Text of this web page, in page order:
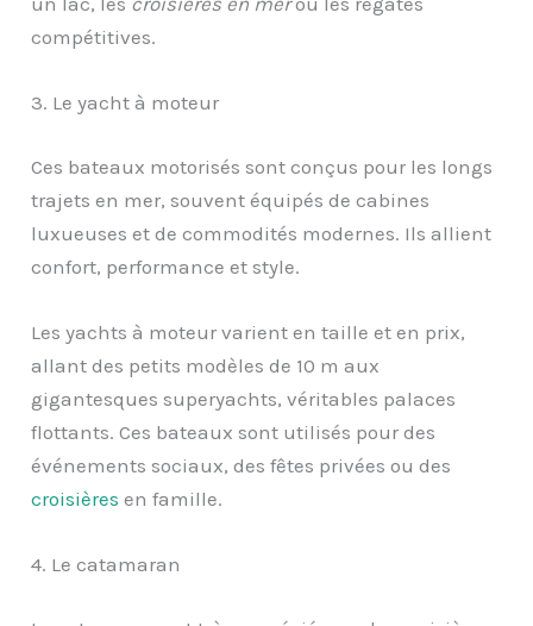
compétitives.
3. Le yacht à moteur
Ces bateaux motorisés sont conçus pour les longs
trajets en mer, souvent équipés de cabines
luxueuses et de commodités modernes. Ils allient
confort, performance et style.
Les yachts à moteur varient en taille et en prix,
allant des petits modèles de 10 m aux
gigantesques superyachts, véritables palaces
flottants. Ces bateaux sont utilisés pour des
événements sociaux, des fêtes privées ou des
croisières en famille.
4. Le catamaran